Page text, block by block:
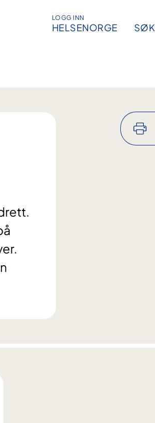
LOGG INN
HELSENORGE SØK